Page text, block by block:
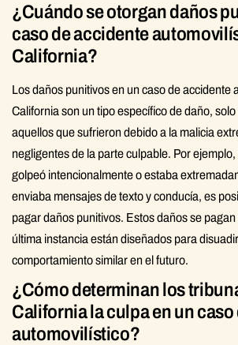
¿Cuándo se otorgan daños
caso de accidente
California?
Los daños punitivos en un caso de accidente
California son un tipo específico de daño,
aquellos que sufrieron debido a la malicia
negligentes de la parte culpable. Por
golpeó intencionalmente o estaba
enviaba mensajes de texto y conducía, es
pagar daños punitivos. Estos daños se
última instancia están diseñados para
comportamiento similar en el futuro.
¿Cómo determinan los
California la culpa en un
automovilístico?